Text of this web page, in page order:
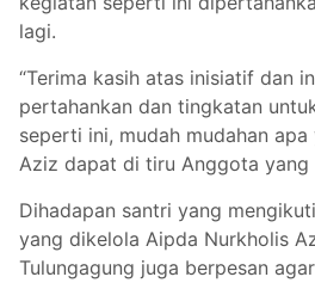
lagi.
“Terima kasih atas inisiatif dan
pertahankan dan tingkatan
seperti ini, mudah mudahan
Aziz dapat di tiru Anggota yang
Dihadapan santri yang
yang dikelola Aipda Nurkholis
Tulungagung juga berpesan